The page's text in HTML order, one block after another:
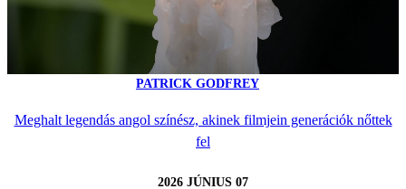
PATRICK GODFREY
Meghalt legendás angol színész, akinek filmjein generációk nőttek
fel
2026 JÚNIUS 07